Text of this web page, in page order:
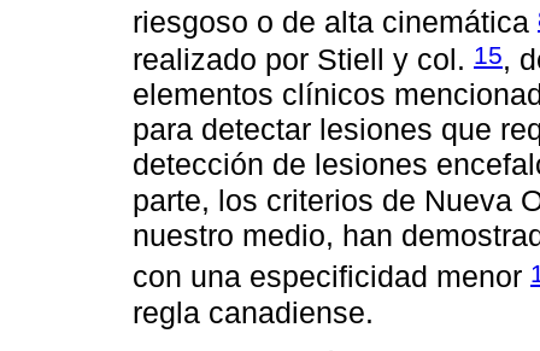
riesgoso o de alta cinemática
realizado por Stiell y col. 15,
elementos clínicos
para detectar lesiones que
detección de lesiones
parte, los criterios de Nueva
nuestro medio, han
con una especificidad menor
regla canadiense.